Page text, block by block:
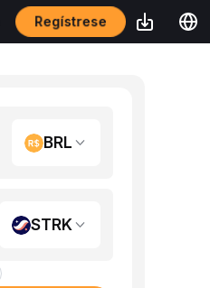
Regístrese
BRL
STRK